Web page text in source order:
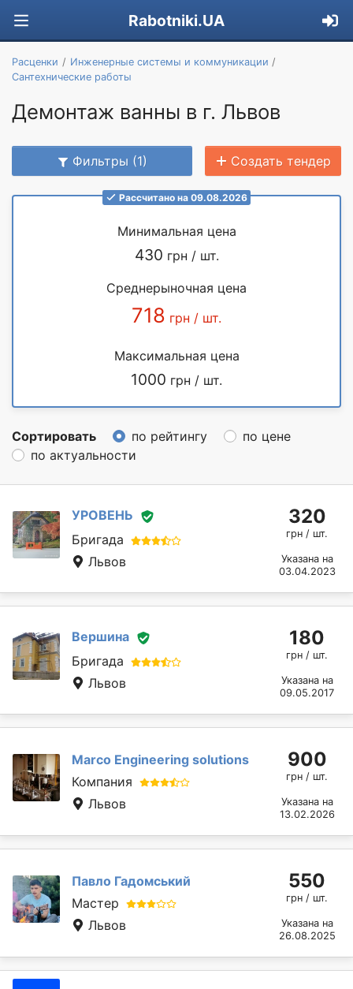
Rabotniki.UA
Расценки
Инженерные системы и коммуникации
Сантехнические работы
Демонтаж ванны в г. Львов
Фильтры (1) Создать тендер
Рассчитано на 09.08.2026
Минимальная цена
430 грн / шт.
Среднерыночная цена
718 грн / шт.
Максимальная цена
1000 грн / шт.
Сортировать по рейтингу
по цене
по актуальности
УРОВЕНЬ
Бригада
Львов
320
грн / шт.
Указана на
03.04.2023
Вершина
Бригада
Львов
180
грн / шт.
Указана на
09.05.2017
Marcо Engineering solutions
Компания
Львов
900
грн / шт.
Указана на
13.02.2026
Павло Гадомський
Мастер
Львов
550
грн / шт.
Указана на
26.08.2025